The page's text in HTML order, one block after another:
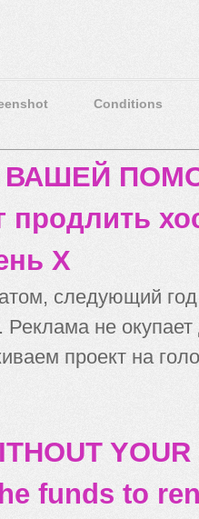
Conditions
ВАШЕЙ
продлить
X
следующий
не
проект на
funds to